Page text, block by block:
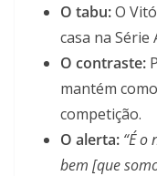
O tabu:O
casa na Série
O contraste:
mantém
competição.
O alerta: “É o
bem [que